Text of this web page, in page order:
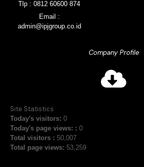
Tlp : 0812 60600 874
Email :
admin@ipjgroup.co.id
Company Profile
Site Statistics
Today's visitors: 0
Today's page views: : 0
Total visitors : 50,007
Total page views: 53,259